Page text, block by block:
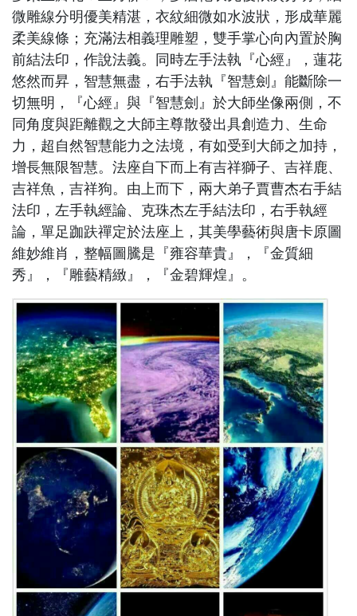
微雕線分明優美精湛，衣紋細微如水波狀，形成華麗
柔美線條；充滿法相義理雕塑，雙手掌心向內置於胸
前結法印，作說法義。同時左手法執『心經』，蓮花
悠然而昇，智慧無盡，右手法執『智慧劍』能斷除一
切無明，『心經』與『智慧劍』於大師坐像兩側，不
同角度與距離觀之大師主尊散發出具創造力、生命
力，超自然智慧能力之法境，有如受到大師之加持，
增長無限智慧。法座自下而上有吉祥獅子、吉祥鹿、
吉祥魚，吉祥狗。由上而下，兩大弟子賈曹杰右手結
法印，左手執經論、克珠杰左手結法印，右手執經
論，單足跏趺禪定於法座上，其美學藝術與唐卡原圖
維妙維肖，整幅圖騰是『雍容華貴』，『金質細
秀』，『雕藝精緻』，『金碧輝煌』。